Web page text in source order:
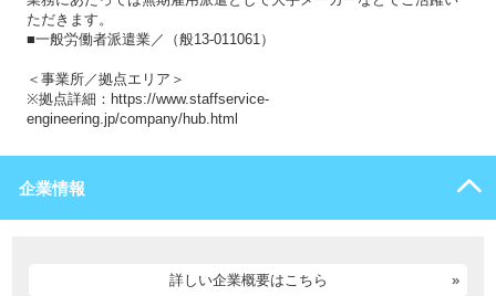
ただきます。
■一般労働者派遣業／（般13-011061）
＜事業所／拠点エリア＞
※拠点詳細：https://www.staffservice-
engineering.jp/company/hub.html
企業情報
詳しい企業概要はこちら